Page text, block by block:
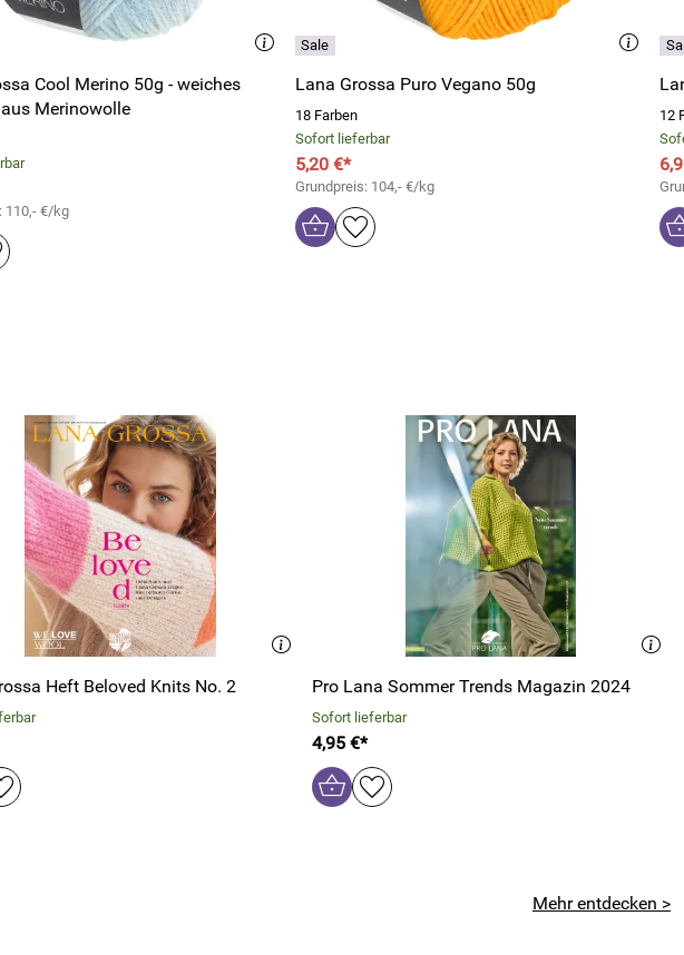
Cool Merino 50g - weiches
Merinowolle
110,- €/kg
Lana Grossa Puro Vegano 50g
18 Farben
Sofort lieferbar
5,20 €*
Grundpreis: 104,- €/kg
12
Heft Beloved Knits No. 2 Pro Lana Sommer Trends Magazin 2024
Sofort lieferbar
4,95 €*
Mehr entdecken >